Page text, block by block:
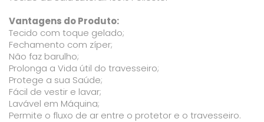
Vantagens do Produto:
Tecido com toque gelado;
Fechamento com zíper;
Não faz barulho;
Prolonga a Vida útil do travesseiro;
Protege a sua Saúde;
Fácil de vestir e lavar;
Lavável em Máquina;
Permite o fluxo de ar entre o protetor e o travesseiro.